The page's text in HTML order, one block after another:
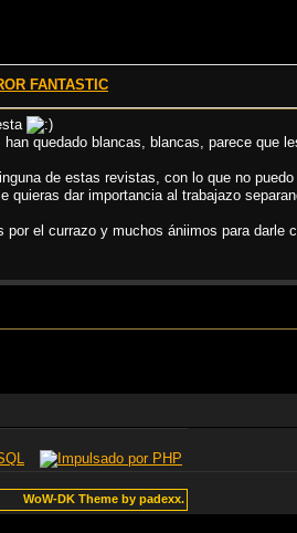
FANTASTIC
han quedado blancas, blancas, parece
de estas revistas, con lo que no
quieras dar importancia al trabajazo
por el currazo y muchos ániimos para darle
WoW-DK Theme by padexx.